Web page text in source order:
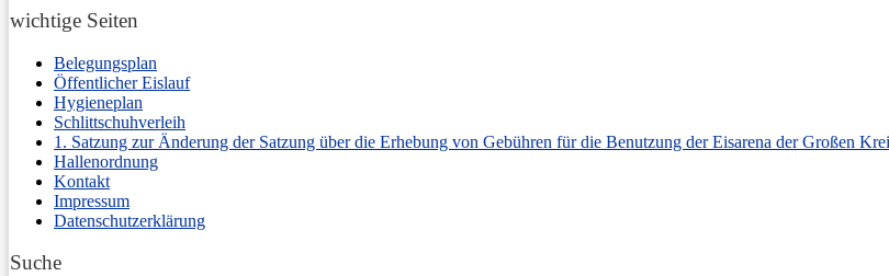
wichtige Seiten
Belegungsplan
Öffentlicher Eislauf
Hygieneplan
Schlittschuhverleih
1. Satzung zur Änderung der Satzung über die Erhebung von Gebühren für die Benutzung der Eisarena der Großen
Hallenordnung
Kontakt
Impressum
Datenschutzerklärung
Suche